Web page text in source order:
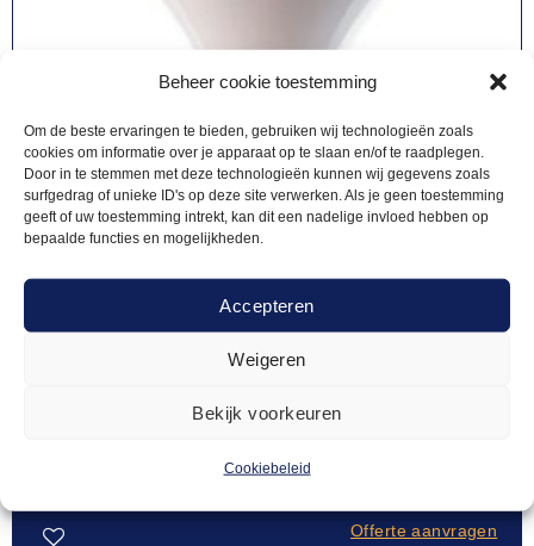
Beheer cookie toestemming
Om de beste ervaringen te bieden, gebruiken wij technologieën zoals
cookies om informatie over je apparaat op te slaan en/of te raadplegen.
Door in te stemmen met deze technologieën kunnen wij gegevens zoals
surfgedrag of unieke ID's op deze site verwerken. Als je geen toestemming
geeft of uw toestemming intrekt, kan dit een nadelige invloed hebben op
bepaalde functies en mogelijkheden.
Accepteren
Weigeren
Bekijk voorkeuren
Cookiebeleid
Offerte aanvragen